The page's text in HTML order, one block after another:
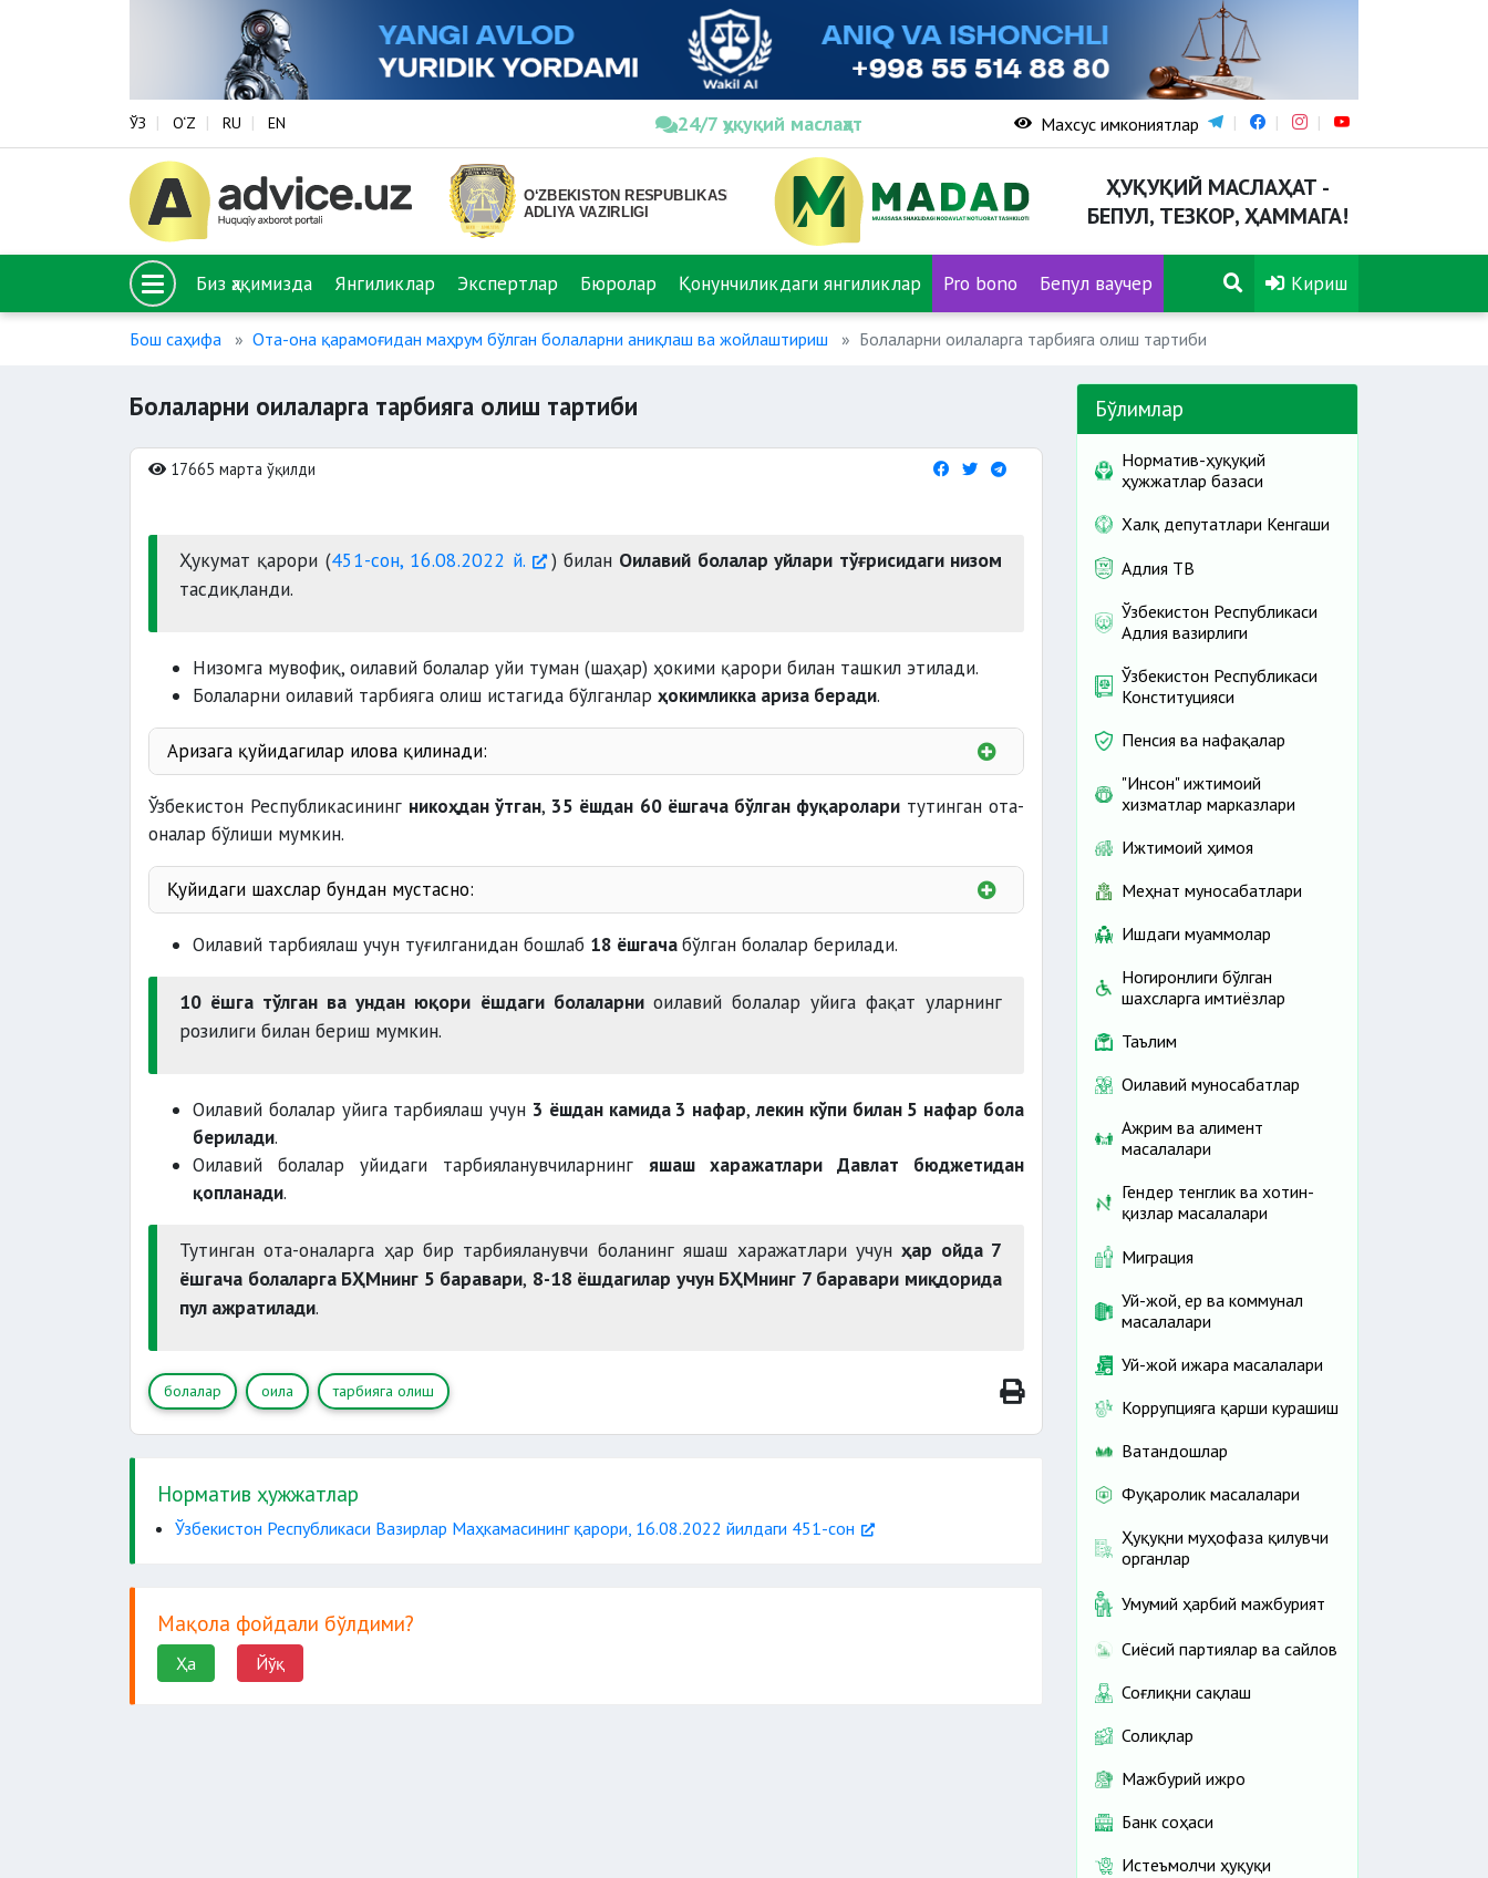
ЎЗ O‘Z RU EN 24/7 ҳуқуқий маслаҳат Махсус имкониятлар
ҲУҚУҚИЙ МАСЛАҲАТ -
БЕПУЛ, ТЕЗКОР, ҲАММАГА!
Биз ҳақимизда Янгиликлар Экспертлар Бюролар Қонунчиликдаги янгиликлар Pro bono Бепул ваучер Кириш
Бош саҳифа Ота-она қарамоғидан маҳрум бўлган болаларни аниқлаш ва жойлаштириш Болаларни оилаларга тарбияга олиш тартиби
Болаларни оилаларга тарбияга олиш тартиби
17665 марта ўқилди
Ҳукумат қарори (451-сон, 16.08.2022 й. ) билан Оилавий болалар уйлари тўғрисидаги низом
тасдиқланди.
Низомга мувофиқ, оилавий болалар уйи туман (шаҳар) ҳокими қарори билан ташкил этилади.
Болаларни оилавий тарбияга олиш истагида бўлганлар ҳокимликка ариза беради.
Аризага қуйидагилар илова қилинади:
хулосаси
номзодларнинг
нусхаси
Ўзбекистон Республикасининг никоҳдан ўтган, 35 ёшдан 60 ёшгача бўлган фуқароларитутинган ота-
оналар бўлиши мумкин.
Қуйидаги шахслар бундан мустасно:
ота-оналик ҳуқуқларидан маҳрум этилганлар
е) қуйидаги касалликлардан бири мавжуд бўлган шахслар:
онкологик касалликлар
наркологик касалликлар
меҳнатга яроқлиликни инкор этувчи I ва II гуруҳ ногиронлигига
турар жойга
ҳуқуқига эга бўлмаган
шахслар
Оилавий тарбиялаш учун туғилганидан бошлаб 18 ёшгачабўлган болалар берилади.
10 ёшга тўлган ва ундан юқори ёшдаги болаларни оилавий болалар уйига фақат уларнинг
розилиги билан бериш мумкин.
Оилавий болалар уйига тарбиялаш учун 3 ёшдан камида 3 нафар, лекин кўпи билан 5 нафар бола
берилади.
Оилавий болалар уйидаги тарбияланувчиларнинг яшаш харажатлари Давлат бюджетидан
қопланади.
Тутинган ота-оналарга ҳар бир тарбияланувчи боланинг яшаш харажатлари учунҳар ойда 7
ёшгача болаларга БҲМнинг 5 баравари, 8-18 ёшдагилар учун БҲМнинг 7 баравари миқдорида
пул ажратилади.
болалар оила тарбияга олиш
Норматив ҳужжатлар
Ўзбекистон Республикаси Вазирлар Маҳкамасининг қарори, 16.08.2022 йилдаги 451-сон
Мақола фойдали бўлдими?
Ҳа Йўқ
Бўлимлар
Норматив-ҳуқуқий
ҳужжатлар базаси
Халқ депутатлари Кенгаши
Адлия ТВ
Ўзбекистон Республикаси
Адлия вазирлиги
Ўзбекистон Республикаси
Конституцияси
Пенсия ва нафақалар
"Инсон" ижтимоий
хизматлар марказлари
Ижтимоий ҳимоя
Меҳнат муносабатлари
Ишдаги муаммолар
Ногиронлиги бўлган
шахсларга имтиёзлар
Таълим
Оилавий муносабатлар
Ажрим ва алимент
масалалари
Гендер тенглик ва хотин-
қизлар масалалари
Миграция
Уй-жой, ер ва коммунал
масалалари
Уй-жой ижара масалалари
Коррупцияга қарши курашиш
Ватандошлар
Фуқаролик масалалари
Ҳуқуқни муҳофаза қилувчи
органлар
Умумий ҳарбий мажбурият
Сиёсий партиялар ва сайлов
Соғлиқни сақлаш
Солиқлар
Мажбурий ижро
Банк соҳаси
Истеъмолчи ҳуқуқи